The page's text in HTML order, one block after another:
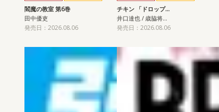
閻魔の教室 第6巻
田中優吏
発売日：2026.08.06
チキン 「ドロップ…
井口達也 / 歳脇将…
発売日：2026.08.06